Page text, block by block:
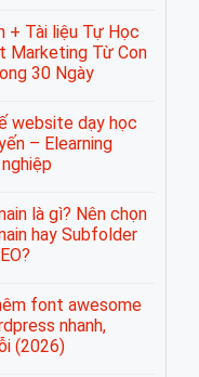
+ Tài liệu Tự Học
Marketing Từ Con
30 Ngày
website dạy học
– Elearning
là gì? Nên chọn
hay Subfolder
font awesome
nhanh,
(2026)